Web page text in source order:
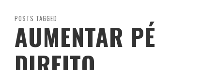
POSTS TAGGED
AUMENTAR PÉ